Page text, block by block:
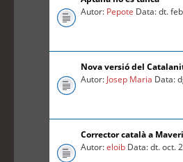
Autor: Pepote Data: dt.
Nova versió del
Autor: Josep Maria Data:
Corrector català a
Autor:eloib Data: dt. oct.